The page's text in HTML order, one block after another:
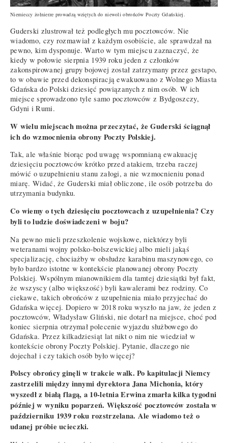
Niemieccy żołnierze prowadzą wziętych do niewoli obrońców Poczty Gdańskiej.
Guderski zlustrował też podległych mu pocztowców. Nie
wiadomo, czy rozmawiał z każdym osobiście, ale sprawdzał na
pewno, kim dysponuje. Warto w tym miejscu zaznaczyć, że
kiedy w połowie sierpnia 1939 roku jeden z członków
zakonspirowanej grupy bojowej został zatrzymany przez gestapo,
to w obawie przed dekonspiracją ewakuowano z Wolnego Miasta
Gdańska do Polski dziesięć powiązanych z nim osób. W ich
miejsce sprowadzono tyle samo pocztowców z Bydgoszczy,
Gdyni i Rumi.
W wielu miejscach można przeczytać, że Guderski ściągnął
ich do wzmocnienia obrony Poczty Polskiej.
Tak, ale właśnie biorąc pod uwagę wspomnianą ewakuację
dziesięciu pocztowców krótko przed atakiem, trzeba raczej
mówić o uzupełnieniu stanu załogi, a nie wzmocnieniu ponad
miarę. Widać, że Guderski miał obliczone, ile osób potrzeba do
utrzymania budynku.
Co wiemy o tych dziesięciu pocztowcach z uzupełnienia? Czy
byli to ludzie doświadczeni w boju?
Na pewno mieli przeszkolenie wojskowe, niektórzy byli
weteranami wojny polsko-bolszewickiej albo mieli jakąś
specjalizację, chociażby w obsłudze karabinu maszynowego, co
było bardzo istotne w kontekście planowanej obrony Poczty
Polskiej. Wspólnym mianownikiem dla tamtej dziesiątki był fakt,
że wszyscy (albo większość) byli kawalerami bez rodziny. Co
ciekawe, takich obrońców z uzupełnienia miało przyjechać do
Gdańska więcej. Dopiero w 2018 roku wyszło na jaw, że jeden z
pocztowców, Władysław Gliński, nie dotarł na miejsce, choć pod
koniec sierpnia otrzymał polecenie wyjazdu służbowego do
Gdańska. Przez kilkadziesiąt lat nikt o nim nie wiedział w
kontekście obrony Poczty Polskiej. Pytanie, dlaczego nie
dojechał i czy takich osób było więcej?
Polscy obrońcy ginęli w trakcie walk. Po kapitulacji Niemcy
zastrzelili między innymi dyrektora Jana Michonia, który
wyszedł z białą flagą, a 10-letnia Erwina zmarła kilka tygodni
później w wyniku poparzeń. Większość pocztowców została w
październiku 1939 roku rozstrzelana. Ale wiadomo też o
udanej próbie ucieczki.